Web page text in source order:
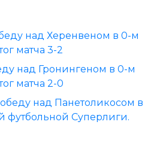
над Херенвеном в 0-м
матча 3-2
над Гронингеном в 0-м
матча 2-0
над Панетоликосом в
футбольной Суперлиги.